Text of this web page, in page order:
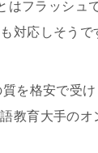
はフラッシュ
対応しそうで
を格安で受
教育大手の